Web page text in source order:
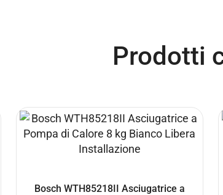
Prodotti
Bosch WTH85218II Asciugatrice a